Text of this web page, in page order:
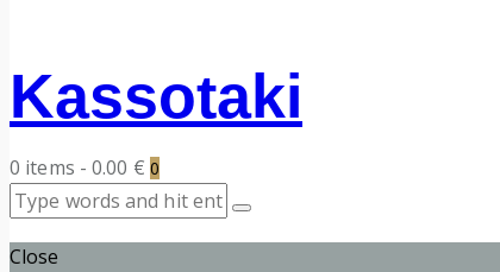
Kassotaki
0 items - 0.00 € 0
Close